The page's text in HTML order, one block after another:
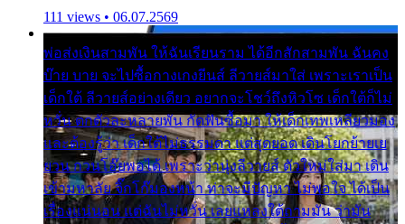
111 views • 06.07.2569
พ่อส่งเงินสามพัน ให้ฉันเรียนราม ได้อีกสักสามพัน ฉันคง
บ๊าย บาย จะไปซื้อกางเกงยีนส์ ลีวายส์มาใส่ เพราะเราเป็น
เด็กใต้ ลีวายส์อย่างเดียว อยากจะโชว์ถึงหิวโซ เด็กใต้ก็ไม่
หวั่น ตกตัวละหลายพัน กัดฟันซื้อมา ให้เด็กเทพเหลียวมอง
และต้องรู้ว่า เด็กใต้ไม่ธรรมดา แต่สุดยอด เดินโยกย้ายเย
ยวน กวนโอ๊ยพอได้ เพราะว่านุ่งลีวายส์ ตัวใหม่ใส่มา เดิน
เข้ามหาลัย จิ๊กโก๊มองหน้า ท่าจะมีปัญหา ไม่พอใจ ได้เป็น
เรื่องแน่นอน แต่ฉันไม่หวั่น เลยแหลงใต้ถามมัน ว่ามัน